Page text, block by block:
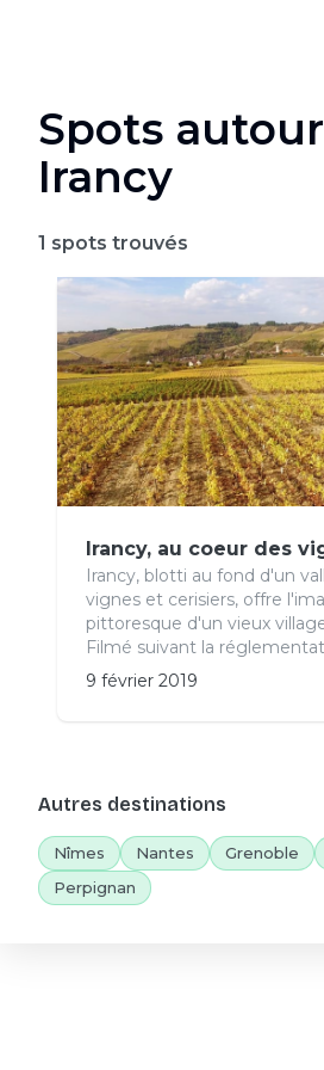
Spots
Irancy
1 spots trouvés
Irancy, au coeur des
Irancy, blotti au fond d'un
vignes et cerisiers, offre
pittoresque d'un vieux
Filmé suivant la
9 février 2019
Autres destinations
Nîmes Nantes Grenoble
Perpignan